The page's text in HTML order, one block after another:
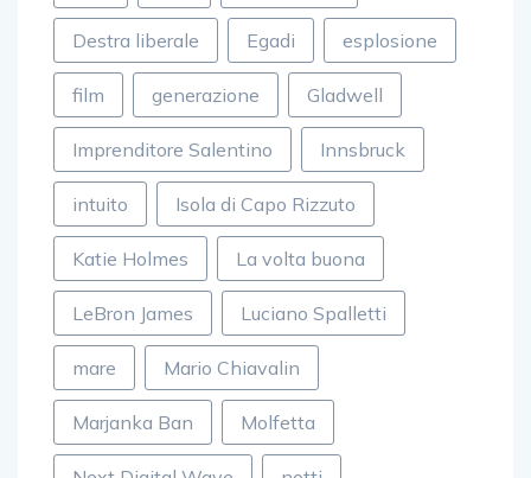
Destra liberale Egadi esplosione
film generazione Gladwell
Imprenditore Salentino Innsbruck
intuito Isola di Capo Rizzuto
Katie Holmes La volta buona
LeBron James Luciano Spalletti
mare Mario Chiavalin
Marjanka Ban Molfetta